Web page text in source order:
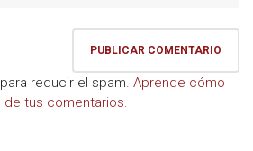
reducir el spam. Aprende cómo
tus comentarios.